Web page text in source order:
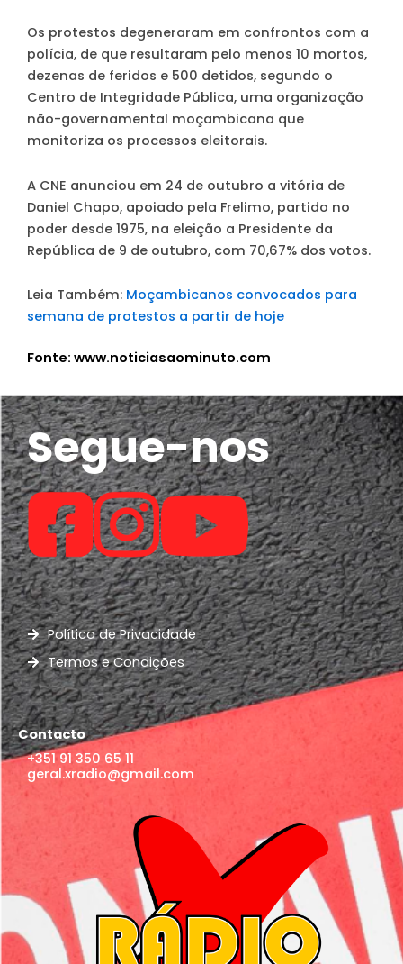
Os protestos degeneraram em confrontos com a
polícia, de que resultaram pelo menos 10 mortos,
dezenas de feridos e 500 detidos, segundo o
Centro de Integridade Pública, uma organização
não-governamental moçambicana que
monitoriza os processos eleitorais.
A CNE anunciou em 24 de outubro a vitória de
Daniel Chapo, apoiado pela Frelimo, partido no
poder desde 1975, na eleição a Presidente da
República de 9 de outubro, com 70,67% dos votos.
Leia Também: Moçambicanos convocados para
semana de protestos a partir de hoje
Fonte: www.noticiasaominuto.com
Segue-nos
Política de Privacidade
Termos e Condições
Contacto
+351 91 350 65 11
geral.xradio@gmail.com